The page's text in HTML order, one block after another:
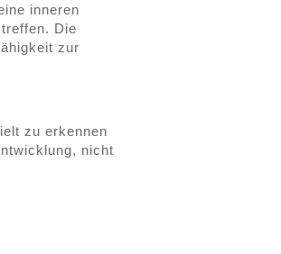
inneren
Die
zur
zu erkennen
nicht